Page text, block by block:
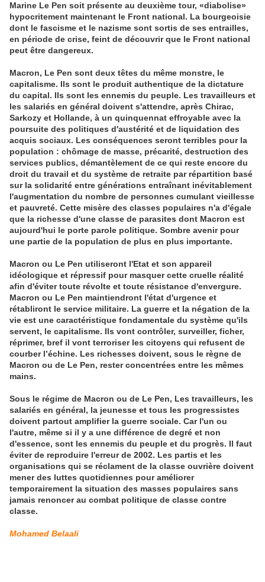
Marine Le Pen soit présente au deuxième tour, «diabolise»
hypocritement maintenant le Front national. La bourgeoisie
dont le fascisme et le nazisme sont sortis de ses entrailles,
en période de crise, feint de découvrir que le Front national
peut être dangereux.
Macron, Le Pen sont deux têtes du même monstre, le
capitalisme. Ils sont le produit authentique de la dictature
du capital. Ils sont les ennemis du peuple. Les travailleurs et
les salariés en général doivent s'attendre, après Chirac,
Sarkozy et Hollande, à un quinquennat effroyable avec la
poursuite des politiques d'austérité et de liquidation des
acquis sociaux. Les conséquences seront terribles pour la
population : chômage de masse, précarité, destruction des
services publics, démantèlement de ce qui reste encore du
droit du travail et du système de retraite par répartition basé
sur la solidarité entre générations entraînant inévitablement
l'augmentation du nombre de personnes cumulant vieillesse
et pauvreté. Cette misère des classes populaires n'a d'égale
que la richesse d'une classe de parasites dont Macron est
aujourd'hui le porte parole politique. Sombre avenir pour
une partie de la population de plus en plus importante.
Macron ou Le Pen utiliseront l'Etat et son appareil
idéologique et répressif pour masquer cette cruelle réalité
afin d'éviter toute révolte et toute résistance d'envergure.
Macron ou Le Pen maintiendront l'état d'urgence et
rétabliront le service militaire. La guerre et la négation de la
vie est une caractéristique fondamentale du système qu'ils
servent, le capitalisme. Ils vont contrôler, surveiller, ficher,
réprimer, bref il vont terroriser les citoyens qui refusent de
courber l’échine. Les richesses doivent, sous le règne de
Macron ou de Le Pen, rester concentrées entre les mêmes
mains.
Sous le régime de Macron ou de Le Pen, Les travailleurs, les
salariés en général, la jeunesse et tous les progressistes
doivent partout amplifier la guerre sociale. Car l'un ou
l'autre, même si il y a une différence de degré et non
d'essence, sont les ennemis du peuple et du progrès. Il faut
éviter de reproduire l'erreur de 2002. Les partis et les
organisations qui se réclament de la classe ouvrière doivent
mener des luttes quotidiennes pour améliorer
temporairement la situation des masses populaires sans
jamais renoncer au combat politique de classe contre
classe.
Mohamed Belaali